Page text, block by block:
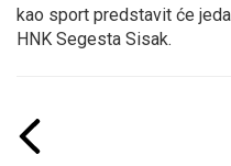
kao sport predstavit će
HNK Segesta Sisak.